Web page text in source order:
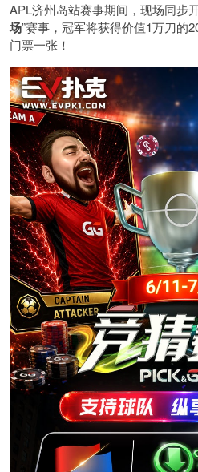
APL济州岛站赛事期间，现场同步
场”赛事，冠军将获得价值1万刀的
门票一张！